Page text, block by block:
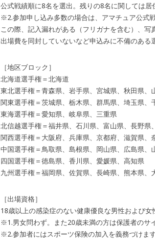
公式戦績順に8名を選出。残りの8名に関しては
※2.参加申し込み多数の場合は、アマチュア公式
この際、記入漏れがある（フリガナを含む）、写
出場費を同封していないなど申込みに不備のある
［地区ブロック］
北海道選手権＝北海道
東北選手権＝青森県、岩手県、宮城県、秋田県、
関東選手権＝茨城県、栃木県、群馬県、埼玉県
東海選手権＝愛知県、岐阜県、三重県
北信越選手権＝福井県、石川県、富山県、長野県
関西選手権＝大阪府、兵庫県、京都府、滋賀県、
中国選手権＝鳥取県、島根県、岡山県、広島県、
四国選手権＝徳島県、香川県、愛媛県、高知県
九州選手権＝福岡県、佐賀県、長崎県、熊本県
［出場資格］
18歳以上の感染症のない健康優良な男性および女
※1.男女問わず。また20歳未満の方は保護者のサ
※2.参加者にはスポーツ保険の加入を義務づけま